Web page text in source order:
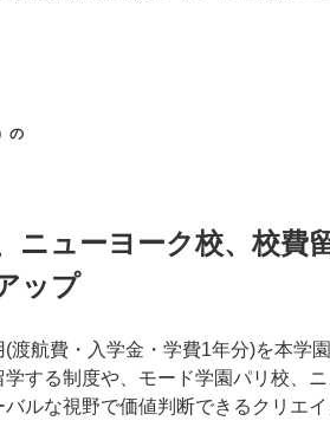
の
ニューヨーク校、校費
ップ
渡航費・入学金・学費1年分)を本学
する制度や、モード学園パリ校、
ルな視野で価値判断できるクリエイ